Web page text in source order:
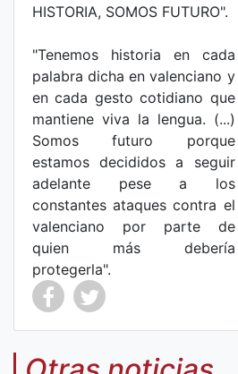
HISTORIA, SOMOS FUTURO".
"Tenemos historia en cada
palabra dicha en valenciano y
en cada gesto cotidiano que
mantiene viva la lengua. (...)
Somos futuro porque
estamos decididos a seguir
adelante pese a los
constantes ataques contra el
valenciano por parte de
quien más debería
protegerla".
Co
mp
Co
mp